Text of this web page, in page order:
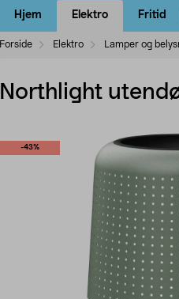
Hjem Elektro Fritid
Forside Elektro Lamper og
Northlight
-43%